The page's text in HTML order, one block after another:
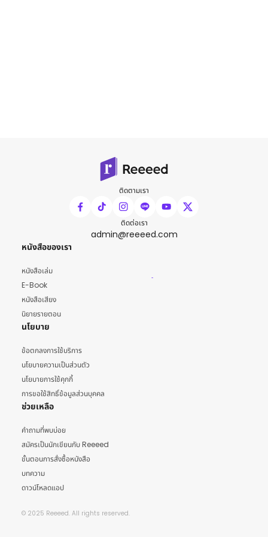
ติดตามเรา
ติดต่อเรา
admin@reeeed.com
หนังสือของเรา
หนังสือเล่ม
E-Book
หนังสือเสียง
นิยายรายตอน
นโยบาย
ข้อตกลงการใช้บริการ
นโยบายความเป็นส่วนตัว
นโยบายการใช้คุกกี้
การขอใช้สิทธิ์ข้อมูลส่วนบุคคล
ช่วยเหลือ
คำถามที่พบบ่อย
สมัครเป็นนักเขียนกับ Reeeed
ขั้นตอนการสั่งซื้อหนังสือ
บทความ
ดาวน์โหลดแอป
© 2025 Reeeed. All rights reserved.